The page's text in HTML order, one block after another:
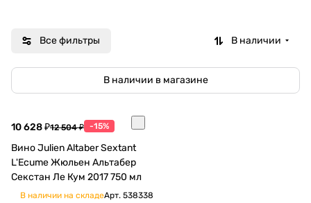
Все фильтры В наличии
В наличии в магазине
10 628 ₽12 504 ₽ -15%
Вино Julien Altaber Sextant
L'Ecume Жюльен Альтабер
Секстан Ле Кум 2017 750 мл
В наличии на складеАрт. 538338